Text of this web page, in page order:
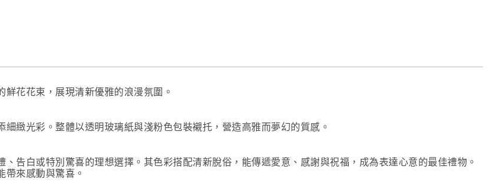
鮮花花束，展現清新優雅的浪漫氛圍。
緻光彩。整體以透明玻璃紙與淺粉色包裝襯托，營造高雅而夢幻的質感。
告白或特別驚喜的理想選擇。其色彩搭配清新脫俗，能傳遞愛意、感謝與祝福，成為表達心意的最佳禮物。
帶來感動與驚喜。